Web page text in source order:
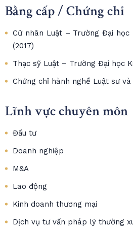
Bằng cấp / Chứng chỉ
Cử nhân Luật – Trường Đại học
(2017)
Thạc sỹ Luật – Trường Đại học
Chứng chỉ hành nghề Luật sư và
Lĩnh vực chuyên môn
Đầu tư
Doanh nghiệp
M&A
Lao động
Kinh doanh thương mại
Dịch vụ tư vấn pháp lý thường